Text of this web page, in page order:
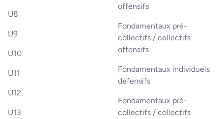
U8
U9
U10
U11
U12
U13
offensifs
Fondamentaux pré-
collectifs / collectifs
offensifs
Fondamentaux individuels
défensifs
Fondamentaux pré-
collectifs / collectifs